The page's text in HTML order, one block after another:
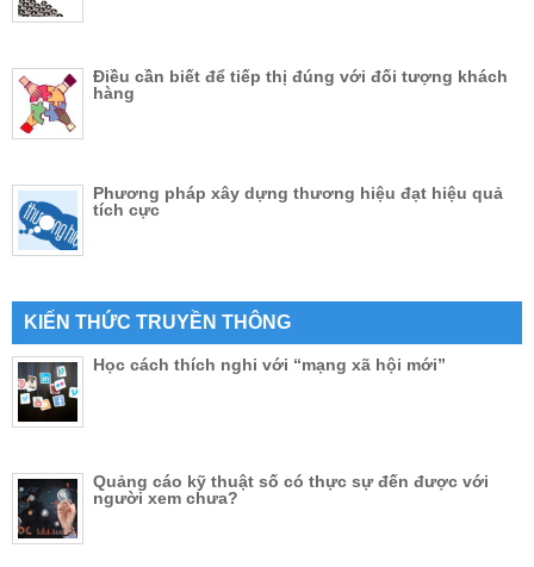
Điều cần biết để tiếp thị đúng với đối tượng khách
hàng
Phương pháp xây dựng thương hiệu đạt hiệu quả
tích cực
KIẾN THỨC TRUYỀN THÔNG
Học cách thích nghi với “mạng xã hội mới”
Quảng cáo kỹ thuật số có thực sự đến được với
người xem chưa?